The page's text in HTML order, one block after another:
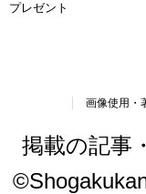
プレゼント
画像使用・
掲載の記事